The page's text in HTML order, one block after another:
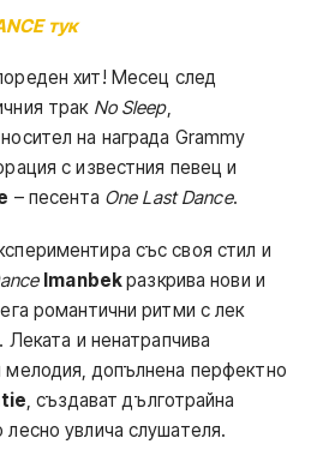
тук
хит! Месец след
трак No Sleep,
на награда Grammy
с известния певец и
– песента One Last Dance.
със своя стил и
Imanbekразкрива нови и
романтични ритми с лек
Леката и ненатрапчива
допълнена перфектно
, създават дълготрайна
увлича слушателя.